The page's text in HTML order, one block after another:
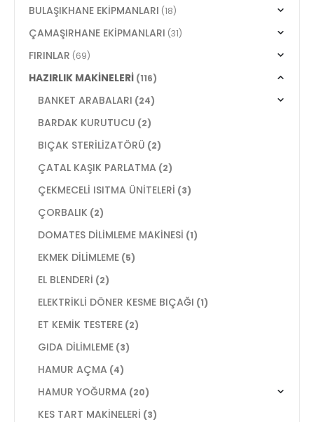
BULAŞIKHANE EKİPMANLARI (18)
ÇAMAŞIRHANE EKİPMANLARI (31)
FIRINLAR (69)
HAZIRLIK MAKİNELERİ (116)
BANKET ARABALARI (24)
BARDAK KURUTUCU (2)
BIÇAK STERİLİZATÖRÜ (2)
ÇATAL KAŞIK PARLATMA (2)
ÇEKMECELİ ISITMA ÜNİTELERİ (3)
ÇORBALIK (2)
DOMATES DİLİMLEME MAKİNESİ (1)
EKMEK DİLİMLEME (5)
EL BLENDERİ (2)
ELEKTRİKLİ DÖNER KESME BIÇAĞI (1)
ET KEMİK TESTERE (2)
GIDA DİLİMLEME (3)
HAMUR AÇMA (4)
HAMUR YOĞURMA (20)
KES TART MAKİNELERİ (3)